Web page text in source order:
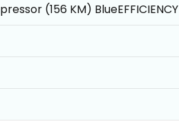
(156 KM) BlueEFFICIENCY